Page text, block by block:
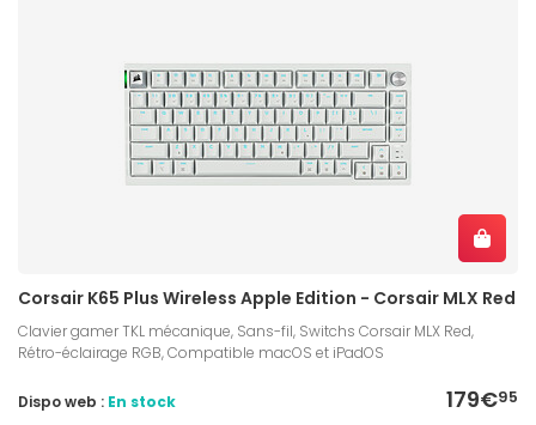
Corsair K65 Plus Wireless Apple Edition - Corsair MLX Red
Clavier gamer TKL mécanique, Sans-fil, Switchs Corsair MLX Red,
Rétro-éclairage RGB, Compatible macOS et iPadOS
179€95
Dispo web : En stock